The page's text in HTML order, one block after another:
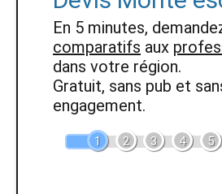
En 5 minutes,
comparatifs aux
dans votre région.
Gratuit, sans pub et
engagement.
1 2 3 4 5